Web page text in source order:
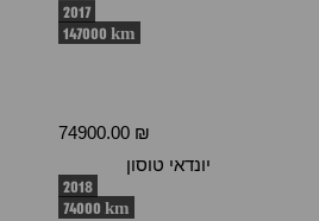
2017
147000 km
74900.00 ₪
יונדאי טוסון
2018
74000 km